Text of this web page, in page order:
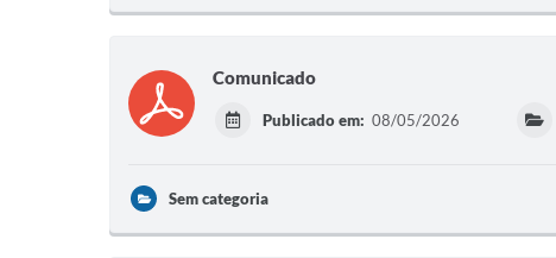
Comunicado
Publicado em: 08/05/2026
Sem categoria